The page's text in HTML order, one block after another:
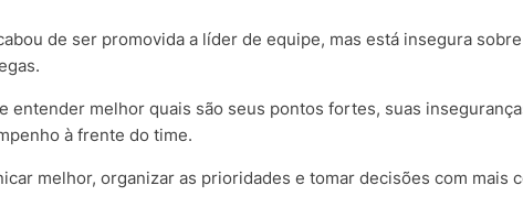
de ser promovida a líder de equipe, mas está insegura
entender melhor quais são seus pontos fortes, suas
à frente do time.
melhor, organizar as prioridades e tomar decisões com mais